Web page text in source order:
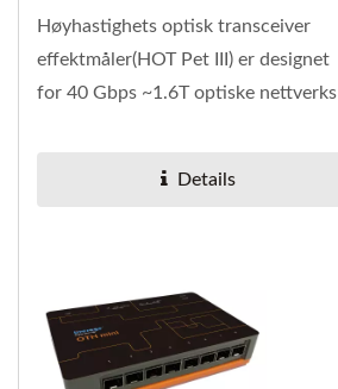
Høyhastighets optisk transceiver
effektmåler(HOT Pet III) er designet
for 40 Gbps ~1.6T optiske nettverks
Details